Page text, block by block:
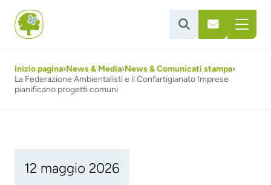
 
Inizio pagina›News & Media›News & Comunicati stampa›
La Federazione Ambientalisti e il Confartigianato Imprese
pianificano progetti comuni
12 maggio 2026